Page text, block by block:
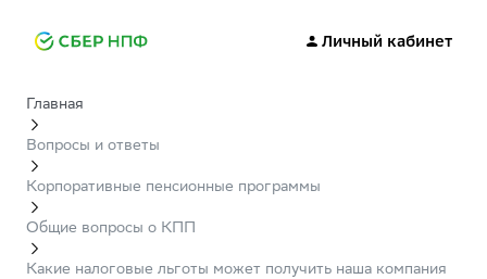
Личный кабинет
Главная
Вопросы и ответы
Корпоративные пенсионные программы
Общие вопросы о КПП
Какие налоговые льготы может получить наша компания